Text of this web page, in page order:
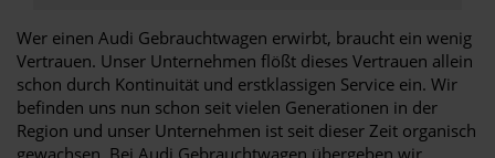
Wer einen Audi Gebrauchtwagen erwirbt, braucht ein wenig
Vertrauen. Unser Unternehmen flößt dieses Vertrauen allein
schon durch Kontinuität und erstklassigen Service ein. Wir
befinden uns nun schon seit vielen Generationen in der
Region und unser Unternehmen ist seit dieser Zeit organisch
gewachsen. Bei Audi Gebrauchtwagen übergeben wir